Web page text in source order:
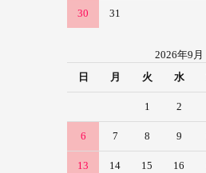
30 31
2026年9月
日
月 火 水
1 2
6 7 8 9
13 14 15 16